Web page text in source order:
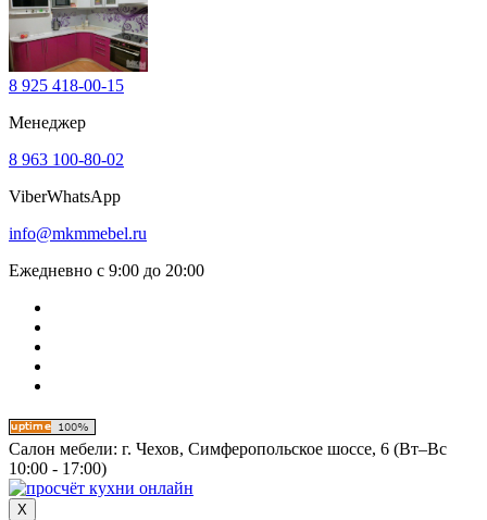
8 925 418-00-15
Менеджер
8 963 100-80-02
ViberWhatsApp
info@mkmmebel.ru
Ежедневно с 9:00 до 20:00
Салон мебели: г. Чехов, Симферопольское шоссе, 6 (Вт–Вс
10:00 - 17:00)
X